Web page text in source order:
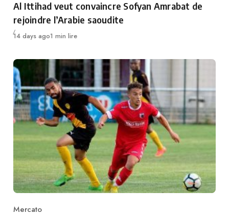
Al Ittihad veut convaincre Sofyan Amrabat de
rejoindre l’Arabie saoudite
Publié
14 days ago1 min lire
Mercato